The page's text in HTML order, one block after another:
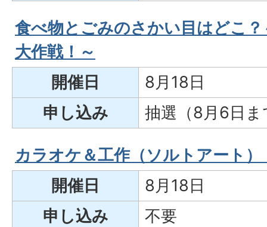
食べ物とごみのさかい目はどこ
大作戦！～
開催日
8月18日
申し込み
抽選（8月6日ま
カラオケ＆工作（ソルトアート）
開催日
8月18日
申し込み
不要